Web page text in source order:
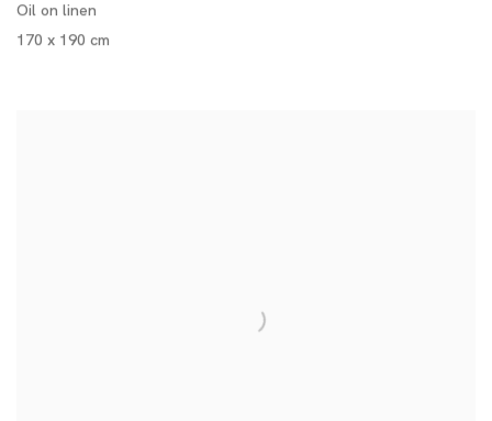
Oil on linen
170 x 190 cm